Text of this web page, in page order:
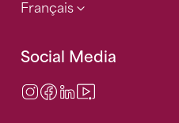
Français
Social Media
Instagram
Facebook
LinkedIn